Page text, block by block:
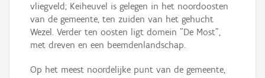
vliegveld; Keiheuvel is gelegen in het noordoosten
van de gemeente, ten zuiden van het gehucht
Wezel. Verder ten oosten ligt domein "De Most",
met dreven en een beemdenlandschap.
Op het meest noordelijke punt van de gemeente,